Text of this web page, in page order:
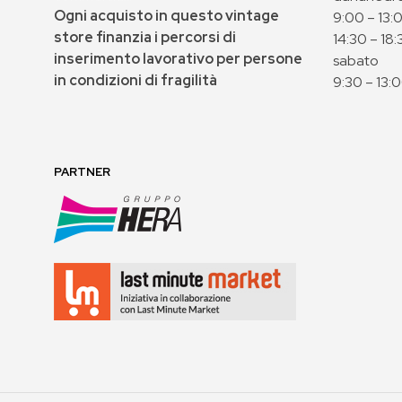
Ogni acquisto in questo vintage
store finanzia i percorsi di
inserimento lavorativo per persone
in condizioni di fragilità
9:00 –
14:30 –
sabato
9:30 –
PARTNER